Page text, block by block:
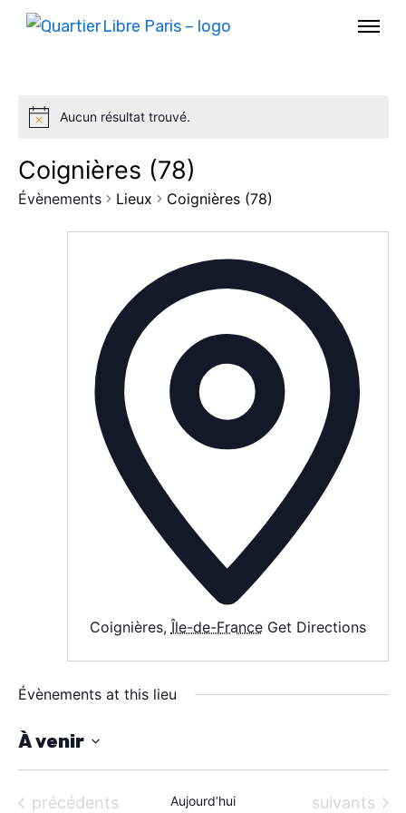
AGENDA
SPECTACLE
À PROPOS
CONTACT
Aucun résultat trouvé.
Coignières (78)
Évènements Lieux Coignières (78)
Coignières, Île-de-France Get Directions
Évènements at this lieu
À venir
S
é Évènements
précédents Aujourd’hui Évènements
suivants